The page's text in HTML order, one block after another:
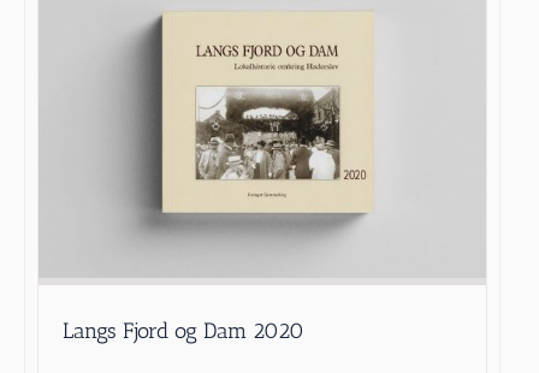
Langs Fjord og Dam 2020